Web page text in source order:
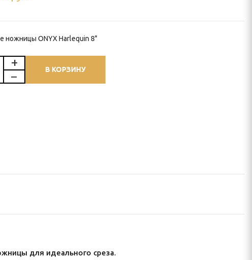
ножницы ONYX Harlequin 8"
В КОРЗИНУ
для идеального среза.